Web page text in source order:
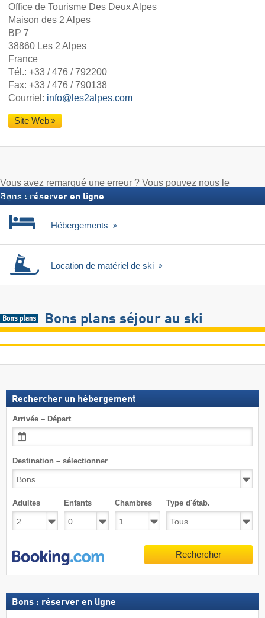
Office de Tourisme Des Deux Alpes
Maison des 2 Alpes
BP 7
38860 Les 2 Alpes
France
Tél.: +33 / 476 / 792200
Fax: +33 / 476 / 790138
Courriel: info@les2alpes.com
Site Web
Vous avez remarqué une erreur ? Vous pouvez nous le
signaler ici
Bons : réserver en ligne
Hébergements
Location de matériel de ski
Bons plans séjour au ski
Rechercher un hébergement
Arrivée – Départ
Destination – sélectionner
Adultes Enfants Chambres Type d'étab.
Rechercher
Bons : réserver en ligne